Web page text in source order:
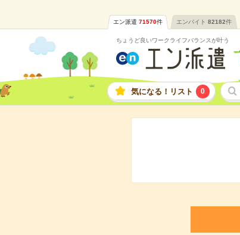
エン派遣 71570件 エンバイト 82182件
ちょうど良いワークライフバランスが叶う
気になる！リスト 0